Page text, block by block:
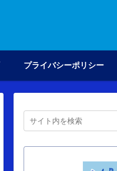
プライバシーポリシー